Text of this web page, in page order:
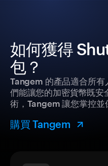
如何獲得
包？
Tangem 的產品適合所有
們能讓您的加密貨幣既安
術，Tangem 讓您掌控並
購買 Tangem